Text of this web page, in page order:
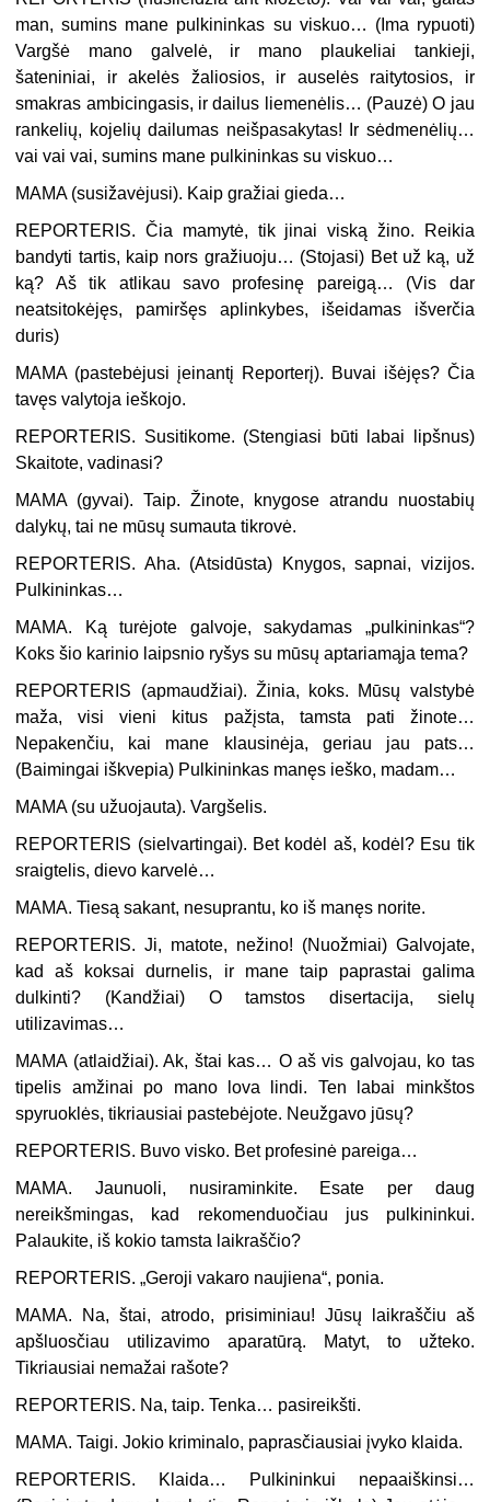
man, sumins mane pulkininkas su viskuo… (Ima rypuoti)
Vargšė mano galvelė, ir mano plaukeliai tankieji,
šateniniai, ir akelės žaliosios, ir auselės raitytosios, ir
smakras ambicingasis, ir dailus liemenėlis… (Pauzė) O jau
rankelių, kojelių dailumas neišpasakytas! Ir sėdmenėlių…
vai vai vai, sumins mane pulkininkas su viskuo…
MAMA (susižavėjusi). Kaip gražiai gieda…
REPORTERIS. Čia mamytė, tik jinai viską žino. Reikia
bandyti tartis, kaip nors gražiuoju… (Stojasi) Bet už ką, už
ką? Aš tik atlikau savo profesinę pareigą… (Vis dar
neatsitokėjęs, pamiršęs aplinkybes, išeidamas išverčia
duris)
MAMA (pastebėjusi įeinantį Reporterį). Buvai išėjęs? Čia
tavęs valytoja ieškojo.
REPORTERIS. Susitikome. (Stengiasi būti labai lipšnus)
Skaitote, vadinasi?
MAMA (gyvai). Taip. Žinote, knygose atrandu nuostabių
dalykų, tai ne mūsų sumauta tikrovė.
REPORTERIS. Aha. (Atsidūsta) Knygos, sapnai, vizijos.
Pulkininkas…
MAMA. Ką turėjote galvoje, sakydamas „pulkininkas“?
Koks šio karinio laipsnio ryšys su mūsų aptariamąja tema?
REPORTERIS (apmaudžiai). Žinia, koks. Mūsų valstybė
maža, visi vieni kitus pažįsta, tamsta pati žinote…
Nepakenčiu, kai mane klausinėja, geriau jau pats…
(Baimingai iškvepia) Pulkininkas manęs ieško, madam…
MAMA (su užuojauta). Vargšelis.
REPORTERIS (sielvartingai). Bet kodėl aš, kodėl? Esu tik
sraigtelis, dievo karvelė…
MAMA. Tiesą sakant, nesuprantu, ko iš manęs norite.
REPORTERIS. Ji, matote, nežino! (Nuožmiai) Galvojate,
kad aš koksai durnelis, ir mane taip paprastai galima
dulkinti? (Kandžiai) O tamstos disertacija, sielų
utilizavimas…
MAMA (atlaidžiai). Ak, štai kas… O aš vis galvojau, ko tas
tipelis amžinai po mano lova lindi. Ten labai minkštos
spyruoklės, tikriausiai pastebėjote. Neužgavo jūsų?
REPORTERIS. Buvo visko. Bet profesinė pareiga…
MAMA. Jaunuoli, nusiraminkite. Esate per daug
nereikšmingas, kad rekomenduočiau jus pulkininkui.
Palaukite, iš kokio tamsta laikraščio?
REPORTERIS. „Geroji vakaro naujiena“, ponia.
MAMA. Na, štai, atrodo, prisiminiau! Jūsų laikraščiu aš
apšluosčiau utilizavimo aparatūrą. Matyt, to užteko.
Tikriausiai nemažai rašote?
REPORTERIS. Na, taip. Tenka… pasireikšti.
MAMA. Taigi. Jokio kriminalo, paprasčiausiai įvyko klaida.
REPORTERIS. Klaida… Pulkininkui nepaaiškinsi…